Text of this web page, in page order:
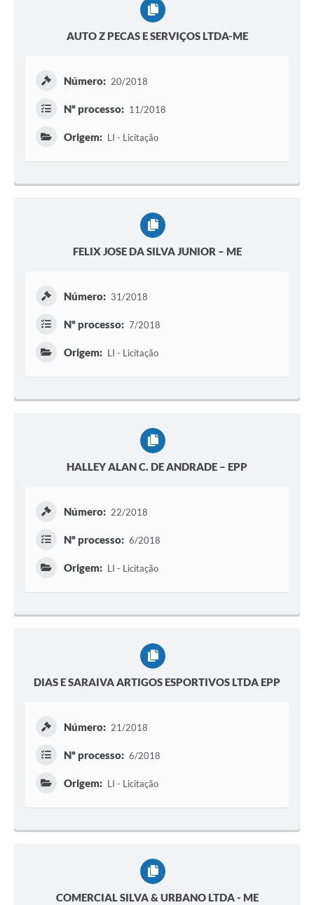
AUTO Z PECAS E SERVIÇOS LTDA-ME
Número: 20/2018
Nº processo: 11/2018
Origem: LI - Licitação
FELIX JOSE DA SILVA JUNIOR – ME
Número: 31/2018
Nº processo: 7/2018
Origem: LI - Licitação
HALLEY ALAN C. DE ANDRADE – EPP
Número: 22/2018
Nº processo: 6/2018
Origem: LI - Licitação
DIAS E SARAIVA ARTIGOS ESPORTIVOS LTDA EPP
Número: 21/2018
Nº processo: 6/2018
Origem: LI - Licitação
COMERCIAL SILVA & URBANO LTDA - ME